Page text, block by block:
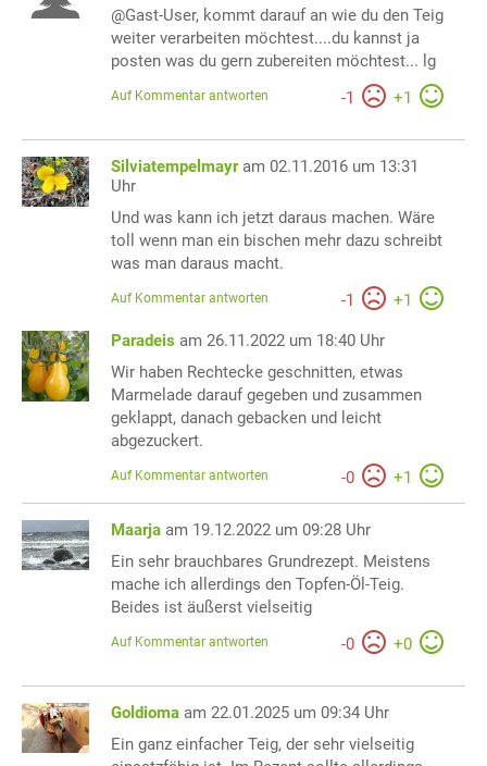
@Gast-User, kommt darauf an wie du den Teig
weiter verarbeiten möchtest....du kannst ja
posten was du gern zubereiten möchtest... lg
-1 +1
Auf Kommentar antworten
Silviatempelmayr am 02.11.2016 um 13:31
Uhr
Und was kann ich jetzt daraus machen. Wäre
toll wenn man ein bischen mehr dazu schreibt
was man daraus macht.
-1 +1
Auf Kommentar antworten
Paradeis am 26.11.2022 um 18:40 Uhr
Wir haben Rechtecke geschnitten, etwas
Marmelade darauf gegeben und zusammen
geklappt, danach gebacken und leicht
abgezuckert.
-0 +1
Auf Kommentar antworten
Maarja am 19.12.2022 um 09:28 Uhr
Ein sehr brauchbares Grundrezept. Meistens
mache ich allerdings den Topfen-Öl-Teig.
Beides ist äußerst vielseitig
-0 +0
Auf Kommentar antworten
Goldioma am 22.01.2025 um 09:34 Uhr
Ein ganz einfacher Teig, der sehr vielseitig